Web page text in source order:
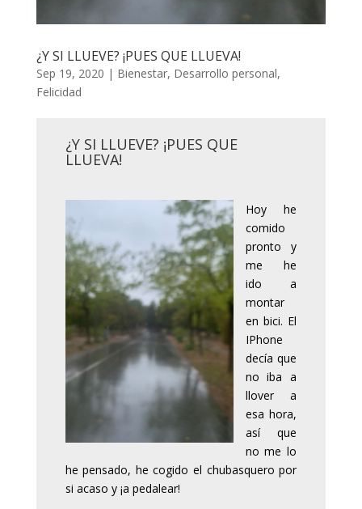
¿Y SI LLUEVE? ¡PUES QUE LLUEVA!
Sep 19, 2020 | Bienestar, Desarrollo personal,
Felicidad
¿Y SI LLUEVE? ¡PUES QUE
LLUEVA!
Hoy he
comido
pronto y
me he
ido a
montar
en bici. El
IPhone
decía que
no iba a
llover a
esa hora,
así que
no me lo
he pensado, he cogido el chubasquero por
si acaso y ¡a pedalear!